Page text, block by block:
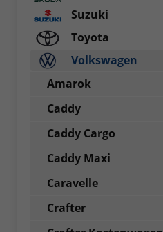
Suzuki
Toyota
Volkswagen
Amarok
Caddy
Caddy Cargo
Caddy Maxi
Caravelle
Crafter